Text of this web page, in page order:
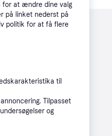
Købsgaranti
for at ændre dine valg
på linket nederst på
politik for at få flere
til
Tilpasset
og